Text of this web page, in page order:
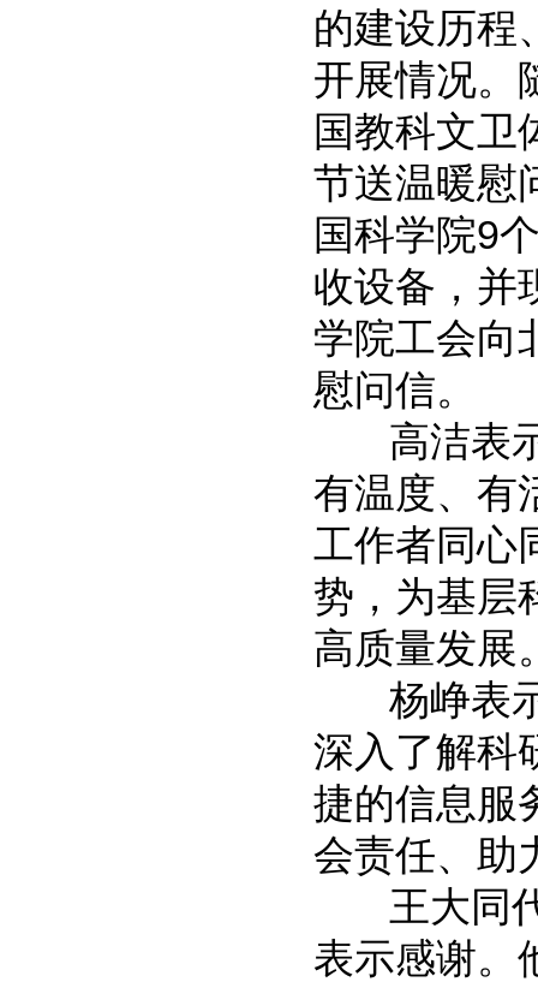
的建设历程
开展情况。
国教科文卫
节送温暖慰
国科学院9
收设备，并
学院工会向
慰问信。
高洁表示
有温度、有
工作者同心
势，为基层
高质量发展
杨峥表示
深入了解科
捷的信息服
会责任、助
王大同代
表示感谢。